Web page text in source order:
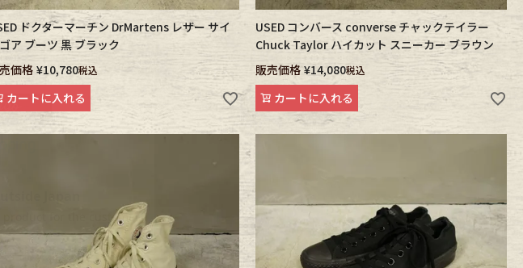
ドクターマーチン DrMartens レザー サイ
ア ブーツ 黒 ブラック
価格 ¥10,780税込
カートに入れる
USED コンバース converse チャックテイラー
Chuck Taylor ハイカット スニーカー ブラウン
販売価格 ¥14,080税込
カートに入れる